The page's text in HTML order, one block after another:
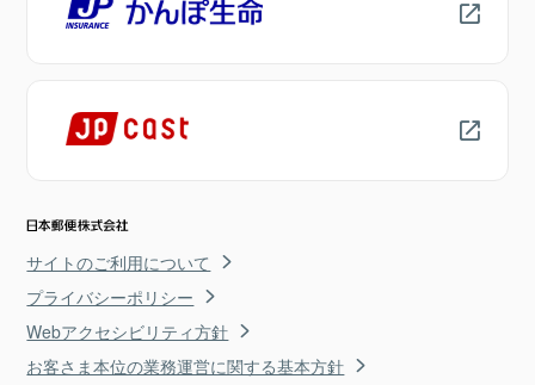
サイトのご利用について
プライバシーポリシー
Webアクセシビリティ方針
お客さま本位の業務運営に関する基本方針